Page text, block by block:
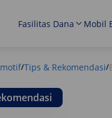
Fasilitas Dana Mobil
/Tips & Rekomendasi/